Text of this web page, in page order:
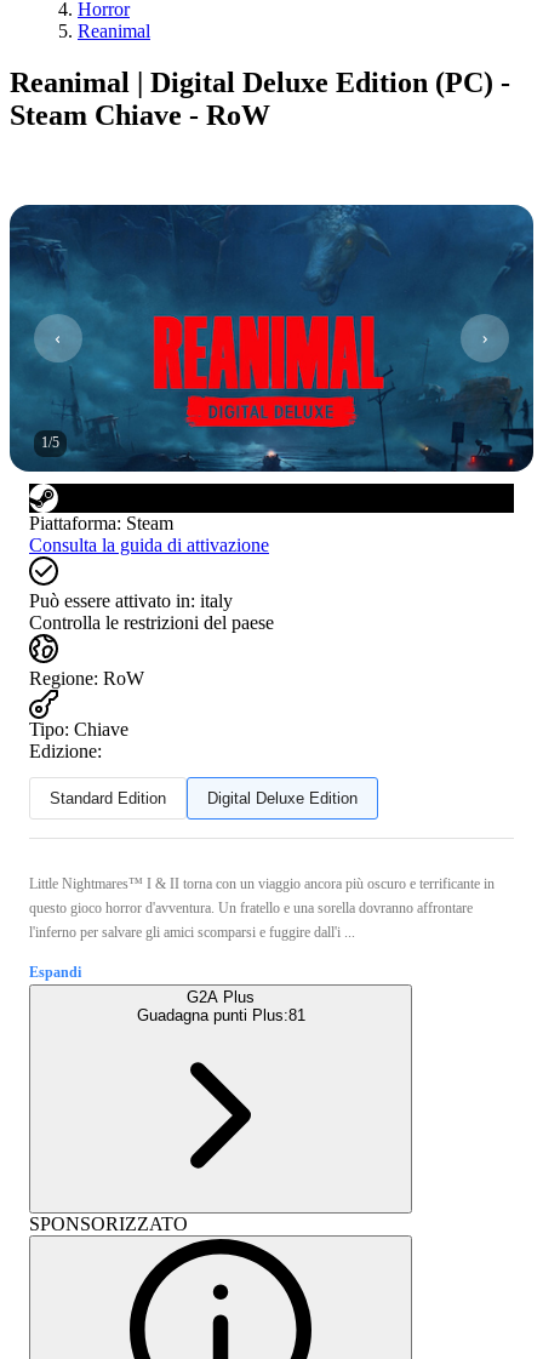
Horror
Reanimal
Reanimal | Digital Deluxe Edition (PC) -
Steam Chiave - RoW
1/5
Piattaforma: Steam
Consulta la guida di attivazione
Può essere attivato in: italy
Controlla le restrizioni del paese
Regione: RoW
Tipo: Chiave
Edizione:
Standard Edition Digital Deluxe Edition
Little Nightmares™ I & II torna con un viaggio ancora più oscuro e terrificante in
questo gioco horror d'avventura. Un fratello e una sorella dovranno affrontare
l'inferno per salvare gli amici scomparsi e fuggire dall'i ...
Espandi
G2A Plus
Guadagna punti Plus:81
SPONSORIZZATO